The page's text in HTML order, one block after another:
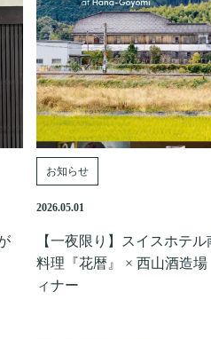
お知らせ
2026.05.01
【一夜限り】スイスホテ
料理『花暦』 × 西山酒造
ィナー